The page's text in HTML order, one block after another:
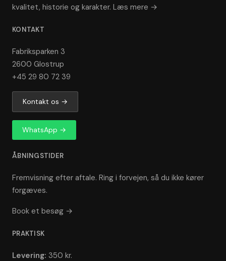
kvalitet, historie og karakter. Læs mere →
KONTAKT
Fabriksparken 3
2600 Glostrup
+45 29 80 72 39
Kontakt os →
WhatsApp →
ÅBNINGSTIDER
Fremvisning efter aftale. Ring i forvejen, så du ikke kører
forgæves.
Book et besøg →
PRAKTISK
Levering: 350 kr.